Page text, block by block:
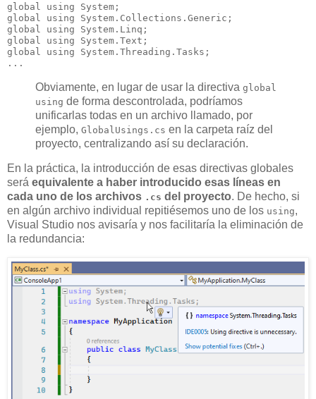
global using System;
global using System.Collections.Generic;
global using System.Linq;
global using System.Text;
global using System.Threading.Tasks;
Obviamente, en lugar de usar la directiva global
using de forma descontrolada, podríamos
unificarlas todas en un archivo llamado, por
ejemplo, GlobalUsings.cs en la carpeta raíz del
proyecto, centralizando así su declaración.
En la práctica, la introducción de esas directivas globales
será equivalente a haber introducido esas líneas en
cada uno de los archivos .cs del proyecto. De hecho, si
en algún archivo individual repitiésemos uno de los using,
Visual Studio nos avisaría y nos facilitaría la eliminación de
la redundancia: